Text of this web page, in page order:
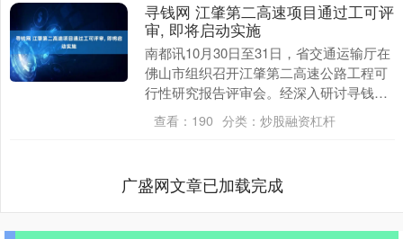
寻钱网 江肇第二高速项目通过工可评
审, 即将启动实施
南都讯10月30日至31日，省交通运输厅在
佛山市组织召开江肇第二高速公路工程可
行性研究报告评审会。经深入研讨寻钱网
寻钱网，评审组一致认为项目符合省级规
划要求，技....
查看： 190 分类： 炒股融资杠杆
广盛网文章已加载完成